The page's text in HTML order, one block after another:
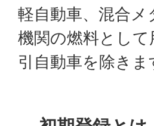
軽自動車、混合
機関の燃料とし
引自動車を除きま